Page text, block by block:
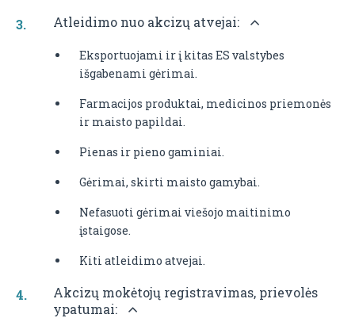
Atleidimo nuo akcizų atvejai:
Eksportuojami ir į kitas ES valstybes
išgabenami gėrimai.
Farmacijos produktai, medicinos priemonės
ir maisto papildai.
Pienas ir pieno gaminiai.
Gėrimai, skirti maisto gamybai.
Nefasuoti gėrimai viešojo maitinimo
įstaigose.
Kiti atleidimo atvejai.
Akcizų mokėtojų registravimas, prievolės
ypatumai: